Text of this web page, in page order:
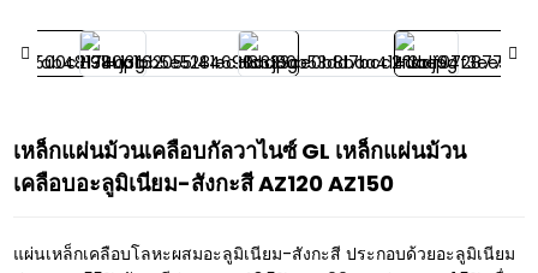
เหล็กแผ่นม้วนเคลือบกัลวาไนซ์ GL เหล็กแผ่นม้วน
เคลือบอะลูมิเนียม-สังกะสี AZ120 AZ150
แผ่นเหล็กเคลือบโลหะผสมอะลูมิเนียม-สังกะสี ประกอบด้วยอะลูมิเนียม